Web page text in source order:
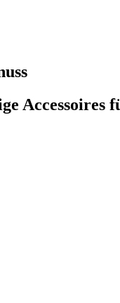
Accessoires